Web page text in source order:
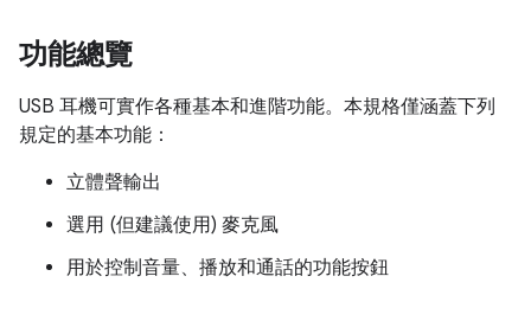
功能總覽
USB 耳機可實作各種基本和進階功能。本規格僅涵蓋下列
規定的基本功能：
立體聲輸出
選用 (但建議使用) 麥克風
用於控制音量、播放和通話的功能按鈕